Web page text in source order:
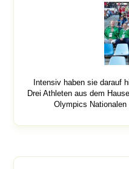
Intensiv haben sie darauf
Drei Athleten aus dem
Olympics